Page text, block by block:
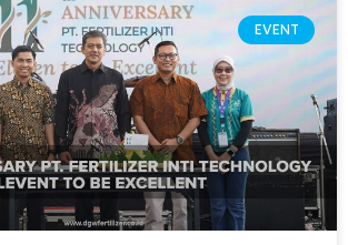
EVENT